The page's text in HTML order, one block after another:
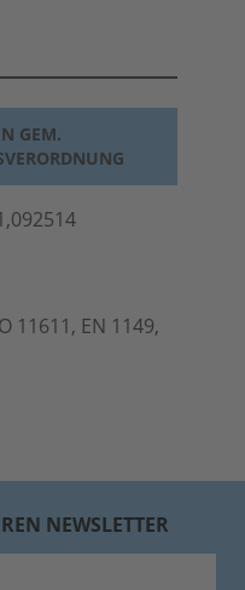
GEM.
11611, EN 1149,
NEWSLETTER